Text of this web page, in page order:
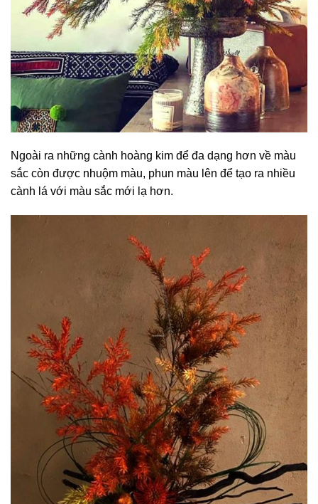
Ngoài ra những cành hoàng kim để đa dạng hơn về màu
sắc còn được nhuộm màu, phun màu lên để tạo ra nhiều
cành lá với màu sắc mới lạ hơn.